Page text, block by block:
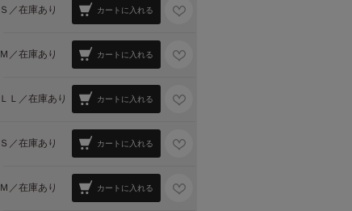
Ｓ／在庫あり カートに入れる
Ｍ／在庫あり カートに入れる
ＬＬ／在庫あり カートに入れる
Ｓ／在庫あり カートに入れる
Ｍ／在庫あり カートに入れる